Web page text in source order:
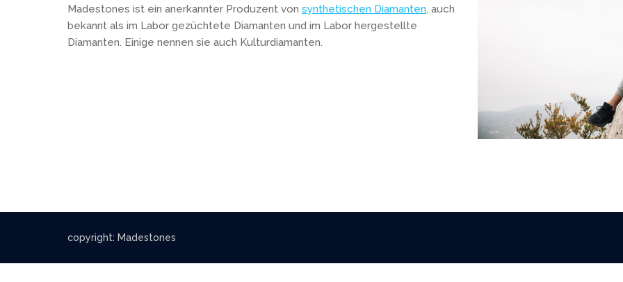
Madestones ist ein anerkannter Produzent von synthetischen Diamanten, auch
bekannt als im Labor gezüchtete Diamanten und im Labor hergestellte
Diamanten. Einige nennen sie auch Kulturdiamanten.
copyright: Madestones